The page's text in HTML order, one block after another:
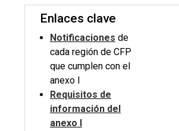
Enlaces clave
Notificaciones de
cada región de CFP
que cumplen con el
anexo I
Requisitos de
información del
anexo I